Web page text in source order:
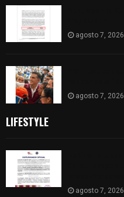
agosto 7, 2026
agosto 7, 2026
LIFESTYLE
agosto 7, 2026